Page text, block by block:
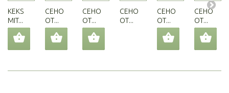
KEKS
MIT...
СЕНО
ОТ...
СЕНО
ОТ...
СЕНО
ОТ...
СЕНО
ОТ...
СЕНО
ОТ...